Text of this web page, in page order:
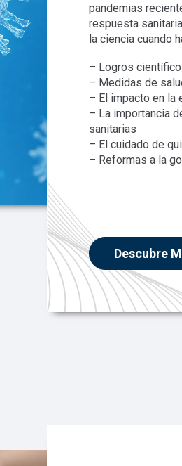
pandemias
respuesta
la ciencia cuando
– Logros
– Medidas de
– El impacto en la
– La importancia
sanitarias
– El cuidado de
– Reformas a la
Descubre